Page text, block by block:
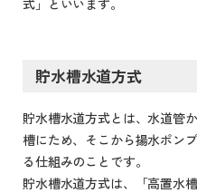
貯水槽水道方式
貯水槽水道方式とは、水道管
槽にため、そこから揚水ポン
る仕組みのことです。
貯水槽水道方式は、「高置水